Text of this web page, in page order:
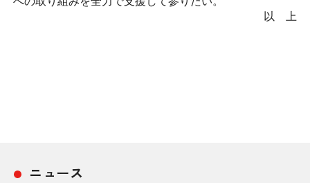
以 上
ニュース